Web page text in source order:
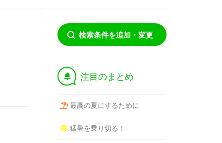
検索条件を追加・変更
† 注目のまとめ
最高の夏にするために
猛暑を乗り切る！